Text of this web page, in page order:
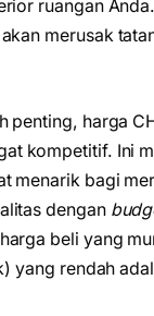
ruangan
merusak
penting, harga
kompetitif. Ini
menarik bagi
dengan
beli yang
yang rendah